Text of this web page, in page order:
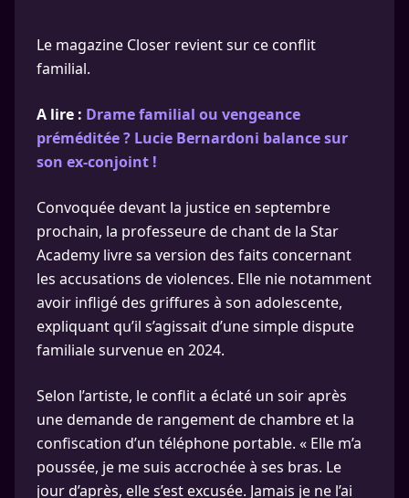
Le magazine Closer revient sur ce conflit
familial.
A lire : Drame familial ou vengeance
préméditée ? Lucie Bernardoni balance sur
son ex-conjoint !
Convoquée devant la justice en septembre
prochain, la professeure de chant de la Star
Academy livre sa version des faits concernant
les accusations de violences. Elle nie notamment
avoir infligé des griffures à son adolescente,
expliquant qu’il s’agissait d’une simple dispute
familiale survenue en 2024.
Selon l’artiste, le conflit a éclaté un soir après
une demande de rangement de chambre et la
confiscation d’un téléphone portable. « Elle m’a
poussée, je me suis accrochée à ses bras. Le
jour d’après, elle s’est excusée. Jamais je ne l’ai